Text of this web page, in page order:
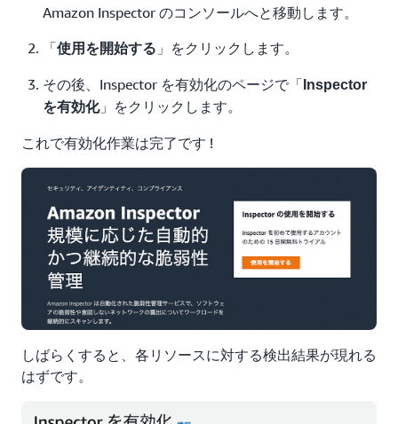
Amazon Inspector のコンソールへと移動します。
「使用を開始する 」をクリックします。
その後、Inspector を有効化のページで「 Inspector
を有効化」をクリックします。
これで有効化作業は完了です !
しばらくすると、各リソースに対する検出結果が現れる
はずです。